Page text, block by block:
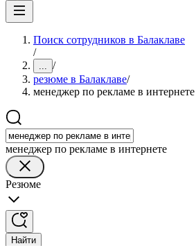
Поиск сотрудников в Балаклаве
/
... /
резюме в Балаклаве/
менеджер по рекламе в интернете
менеджер по рекламе в интернете
Резюме
Найти